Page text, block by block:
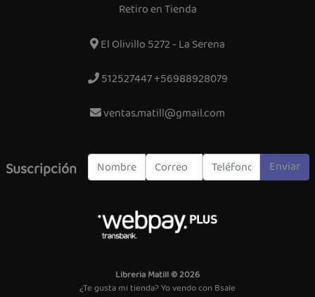
Retiro en Tienda
El Olivillo 5272 - La Serena
512527447 +56988928079
ventas.matill@gmail.com
Suscripción Enviar
Libreria Matill © 2026
¿Te gusta mi tienda? Yo vendo con Bsale